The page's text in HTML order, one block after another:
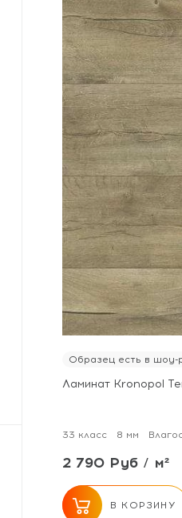
Образец есть в шоу-
Ламинат Kronopol
33 класс 8 мм
2 790 Руб / м²
В КОРЗИНУ